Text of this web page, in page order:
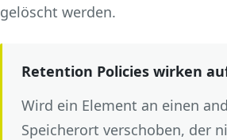
gelöscht werden.
Retention Policies wirken
Wird ein Element an einen
Speicherort verschoben, der